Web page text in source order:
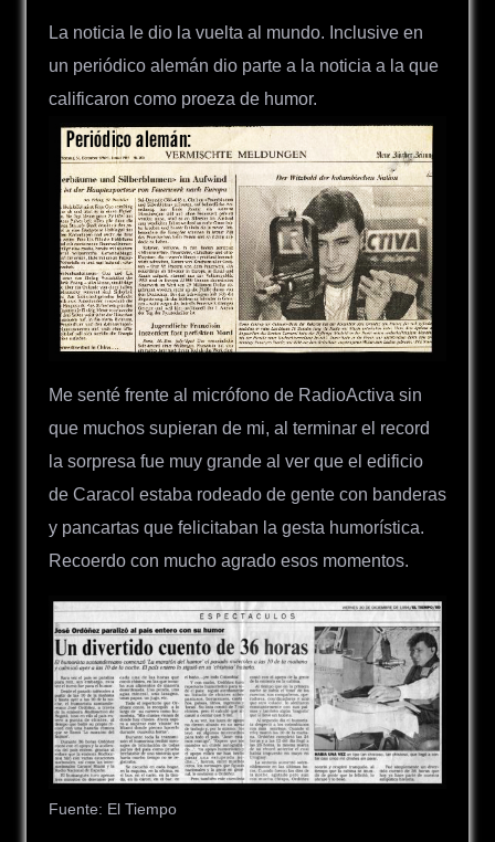
La noticia le dio la vuelta al mundo. Inclusive en
un periódico alemán dio parte a la noticia a la que
calificaron como proeza de humor.
Me senté frente al micrófono de RadioActiva sin
que muchos supieran de mi, al terminar el record
la sorpresa fue muy grande al ver que el edificio
de Caracol estaba rodeado de gente con banderas
y pancartas que felicitaban la gesta humorística.
Recoerdo con mucho agrado esos momentos.
Fuente: El Tiempo